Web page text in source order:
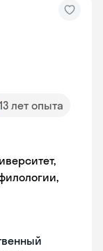
13 лет опыта